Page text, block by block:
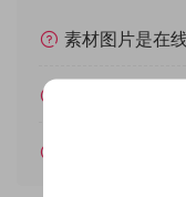
素材图片是在
遇见其他问题